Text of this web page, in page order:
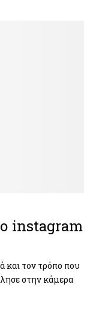
instagram
και τον τρόπο που
στην κάμερα